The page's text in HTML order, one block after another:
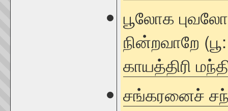
பூலோக
நின்றவாறே
காயத்திரி
சங்கரனைச்